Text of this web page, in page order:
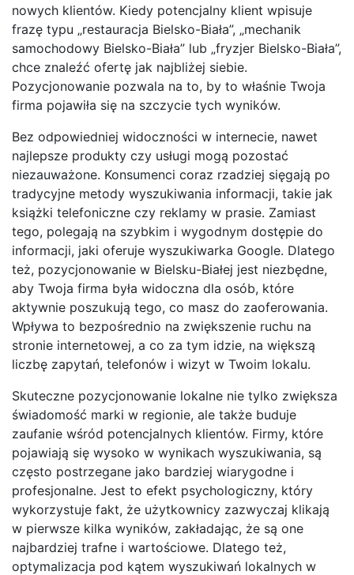
nowych klientów. Kiedy potencjalny klient wpisuje
frazę typu „restauracja Bielsko-Biała”, „mechanik
samochodowy Bielsko-Biała” lub „fryzjer Bielsko-Biała”,
chce znaleźć ofertę jak najbliżej siebie.
Pozycjonowanie pozwala na to, by to właśnie Twoja
firma pojawiła się na szczycie tych wyników.
Bez odpowiedniej widoczności w internecie, nawet
najlepsze produkty czy usługi mogą pozostać
niezauważone. Konsumenci coraz rzadziej sięgają po
tradycyjne metody wyszukiwania informacji, takie jak
książki telefoniczne czy reklamy w prasie. Zamiast
tego, polegają na szybkim i wygodnym dostępie do
informacji, jaki oferuje wyszukiwarka Google. Dlatego
też, pozycjonowanie w Bielsku-Białej jest niezbędne,
aby Twoja firma była widoczna dla osób, które
aktywnie poszukują tego, co masz do zaoferowania.
Wpływa to bezpośrednio na zwiększenie ruchu na
stronie internetowej, a co za tym idzie, na większą
liczbę zapytań, telefonów i wizyt w Twoim lokalu.
Skuteczne pozycjonowanie lokalne nie tylko zwiększa
świadomość marki w regionie, ale także buduje
zaufanie wśród potencjalnych klientów. Firmy, które
pojawiają się wysoko w wynikach wyszukiwania, są
często postrzegane jako bardziej wiarygodne i
profesjonalne. Jest to efekt psychologiczny, który
wykorzystuje fakt, że użytkownicy zazwyczaj klikają
w pierwsze kilka wyników, zakładając, że są one
najbardziej trafne i wartościowe. Dlatego też,
optymalizacja pod kątem wyszukiwań lokalnych w